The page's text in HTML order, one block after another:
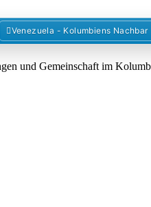
und Gemeinschaft im
Venezuela - Kolumbiens Nachbar